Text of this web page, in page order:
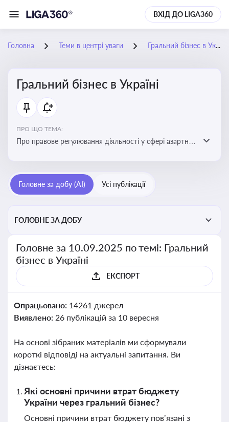
ВХІД ДО LIGA360
Головна Теми в центрі уваги Гральний бізнес в Україні
Гральний бізнес в Україні
ПРО ЩО ТЕМА:
Про правове регулювання діяльності у сфері азартних
реальні кейси
Головне за добу (AI) Усі публікації
ГОЛОВНЕ ЗА ДОБУ
Головне за 10.09.2025 по темі: Гральний
бізнес в Україні
ЕКСПОРТ
Опрацьовано: 14261 джерел
Виявлено: 26 публікацій за 10 вересня
На основі зібраних матеріалів ми сформували
короткі відповіді на актуальні запитання. Ви
дізнаєтесь:
Які основні причини втрат бюджету
України через гральний бізнес?
Основні причини втрат бюджету пов’язані з